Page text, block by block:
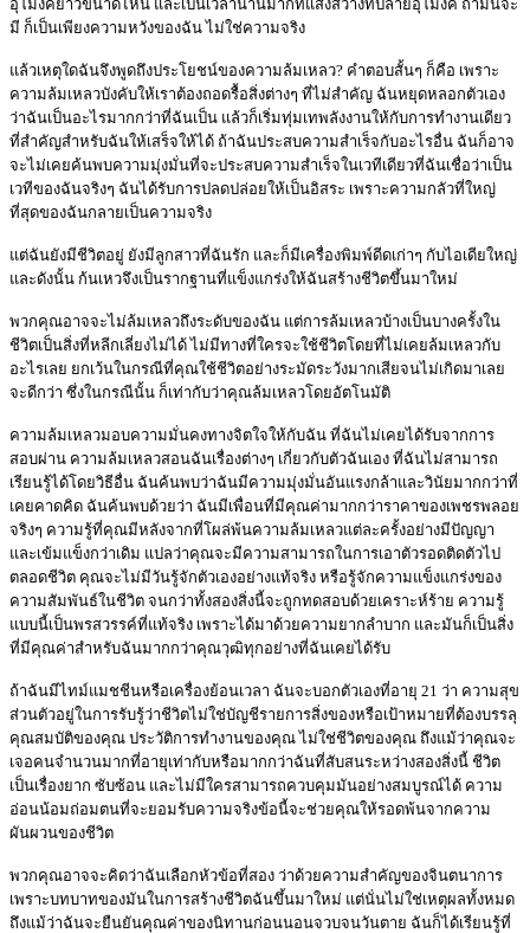
อุโมงค์ยาวขนาดไหน และเป็นเวลานานมากที่แสงสว่างที่ปลายอุโมงค์ ถ้ามันจะ
มี ก็เป็นเพียงความหวังของฉัน ไม่ใช่ความจริง
แล้วเหตุใดฉันจึงพูดถึงประโยชน์ของความล้มเหลว? คำตอบสั้นๆ ก็คือ เพราะ
ความล้มเหลวบังคับให้เราต้องถอดรื้อสิ่งต่างๆ ที่ไม่สำคัญ ฉันหยุดหลอกตัวเอง
ว่าฉันเป็นอะไรมากกว่าที่ฉันเป็น แล้วก็เริ่มทุ่มเทพลังงานให้กับการทำงานเดียว
ที่สำคัญสำหรับฉันให้เสร็จให้ได้ ถ้าฉันประสบความสำเร็จกับอะไรอื่น ฉันก็อาจ
จะไม่เคยค้นพบความมุ่งมั่นที่จะประสบความสำเร็จในเวทีเดียวที่ฉันเชื่อว่าเป็น
เวทีของฉันจริงๆ ฉันได้รับการปลดปล่อยให้เป็นอิสระ เพราะความกลัวที่ใหญ่
ที่สุดของฉันกลายเป็นความจริง
แต่ฉันยังมีชีวิตอยู่ ยังมีลูกสาวที่ฉันรัก และก็มีเครื่องพิมพ์ดีดเก่าๆ กับไอเดียใหญ่
และดังนั้น ก้นเหวจึงเป็นรากฐานที่แข็งแกร่งให้ฉันสร้างชีวิตขึ้นมาใหม่
พวกคุณอาจจะไม่ล้มเหลวถึงระดับของฉัน แต่การล้มเหลวบ้างเป็นบางครั้งใน
ชีวิตเป็นสิ่งที่หลีกเลี่ยงไม่ได้ ไม่มีทางที่ใครจะใช้ชีวิตโดยที่ไม่เคยล้มเหลวกับ
อะไรเลย ยกเว้นในกรณีที่คุณใช้ชีวิตอย่างระมัดระวังมากเสียจนไม่เกิดมาเลย
จะดีกว่า ซึ่งในกรณีนั้น ก็เท่ากับว่าคุณล้มเหลวโดยอัตโนมัติ
ความล้มเหลวมอบความมั่นคงทางจิตใจให้กับฉัน ที่ฉันไม่เคยได้รับจากการ
สอบผ่าน ความล้มเหลวสอนฉันเรื่องต่างๆ เกี่ยวกับตัวฉันเอง ที่ฉันไม่สามารถ
เรียนรู้ได้โดยวิธีอื่น ฉันค้นพบว่าฉันมีความมุ่งมั่นอันแรงกล้าและวินัยมากกว่าที่
เคยคาดคิด ฉันค้นพบด้วยว่า ฉันมีเพื่อนที่มีคุณค่ามากกว่าราคาของเพชรพลอย
จริงๆ ความรู้ที่คุณมีหลังจากที่โผล่พ้นความล้มเหลวแต่ละครั้งอย่างมีปัญญา
และเข้มแข็งกว่าเดิม แปลว่าคุณจะมีความสามารถในการเอาตัวรอดติดตัวไป
ตลอดชีวิต คุณจะไม่มีวันรู้จักตัวเองอย่างแท้จริง หรือรู้จักความแข็งแกร่งของ
ความสัมพันธ์ในชีวิต จนกว่าทั้งสองสิ่งนี้จะถูกทดสอบด้วยเคราะห์ร้าย ความรู้
แบบนี้เป็นพรสวรรค์ที่แท้จริง เพราะได้มาด้วยความยากลำบาก และมันก็เป็นสิ่ง
ที่มีคุณค่าสำหรับฉันมากกว่าคุณวุฒิทุกอย่างที่ฉันเคยได้รับ
ถ้าฉันมีไทม์แมชชีนหรือเครื่องย้อนเวลา ฉันจะบอกตัวเองที่อายุ 21 ว่า ความสุข
ส่วนตัวอยู่ในการรับรู้ว่าชีวิตไม่ใช่บัญชีรายการสิ่งของหรือเป้าหมายที่ต้องบรรลุ
คุณสมบัติของคุณ ประวัติการทำงานของคุณ ไม่ใช่ชีวิตของคุณ ถึงแม้ว่าคุณจะ
เจอคนจำนวนมากที่อายุเท่ากับหรือมากกว่าฉันที่สับสนระหว่างสองสิ่งนี้ ชีวิต
เป็นเรื่องยาก ซับซ้อน และไม่มีใครสามารถควบคุมมันอย่างสมบูรณ์ได้ ความ
อ่อนน้อมถ่อมตนที่จะยอมรับความจริงข้อนี้จะช่วยคุณให้รอดพ้นจากความ
ผันผวนของชีวิต
พวกคุณอาจจะคิดว่าฉันเลือกหัวข้อที่สอง ว่าด้วยความสำคัญของจินตนาการ
เพราะบทบาทของมันในการสร้างชีวิตฉันขึ้นมาใหม่ แต่นั่นไม่ใช่เหตุผลทั้งหมด
ถึงแม้ว่าฉันจะยืนยันคุณค่าของนิทานก่อนนอนจวบจนวันตาย ฉันก็ได้เรียนรู้ที่